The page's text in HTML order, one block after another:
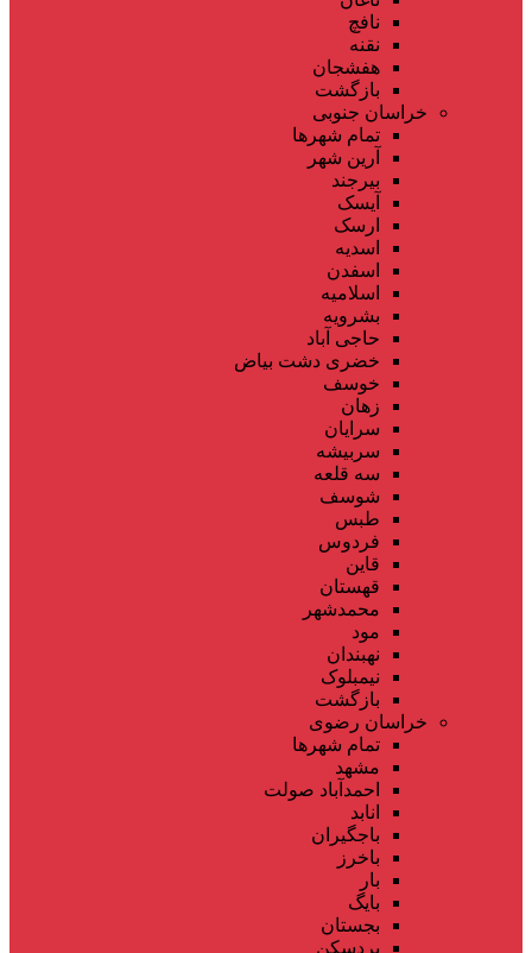
نافچ
نقنه
هفشجان
بازگشت
خراسان جنوبی
تمام شهر‌ها
آرین شهر
بیرجند
آیسک
ارسک
اسدیه
اسفدن
اسلامیه
بشرویه
حاجی آباد
خضری دشت بیاض
خوسف
زهان
سرایان
سربیشه
سه قلعه
شوسف
طبس
فردوس
قاین
قهستان
محمدشهر
مود
نهبندان
نیمبلوک
بازگشت
خراسان رضوی
تمام شهر‌ها
مشهد
احمدآباد صولت
انابد
باجگیران
باخرز
بار
بایگ
بجستان
بردسکن